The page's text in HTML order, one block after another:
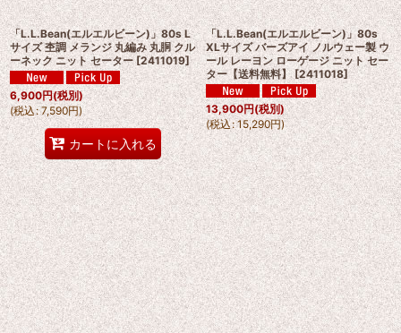
「L.L.Bean(エルエルビーン)」80s L
サイズ 杢調 メランジ 丸編み 丸胴 クル
ーネック ニット セーター [2411019]
6,900円(税別)
(税込: 7,590円)
カートに入れる
「L.L.Bean(エルエルビーン)」80s
XLサイズ バーズアイ ノルウェー製 ウ
ール レーヨン ローゲージ ニット セー
ター【送料無料】 [2411018]
13,900円(税別)
(税込 : 15,290円)